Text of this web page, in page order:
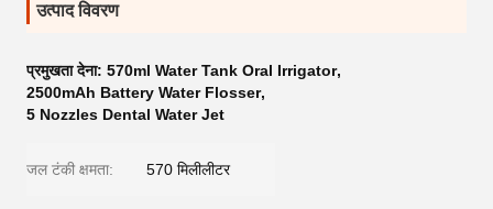
उत्पाद विवरण
प्रमुखता देना: 570ml Water Tank Oral Irrigator,
2500mAh Battery Water Flosser,
5 Nozzles Dental Water Jet
जल टंकी क्षमता: 570 मिलीलीटर